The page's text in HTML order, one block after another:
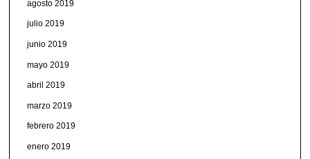
agosto 2019
julio 2019
junio 2019
mayo 2019
abril 2019
marzo 2019
febrero 2019
enero 2019